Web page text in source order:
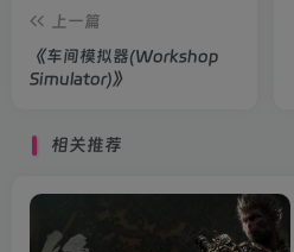
上一篇
《车间模拟器(Workshop
Simulator)》
相关推荐